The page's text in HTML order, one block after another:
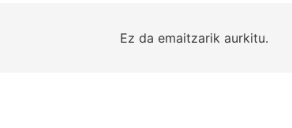
Ez da emaitzarik aurkitu.